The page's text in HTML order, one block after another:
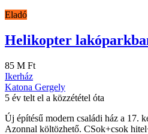
Eladó
Helikopter
85 M Ft
Ikerház
Katona Gergely
5 év telt el a közzététel óta
Új építésű modern családi ház a 17.
Azonnal költözhető. CSok+csok